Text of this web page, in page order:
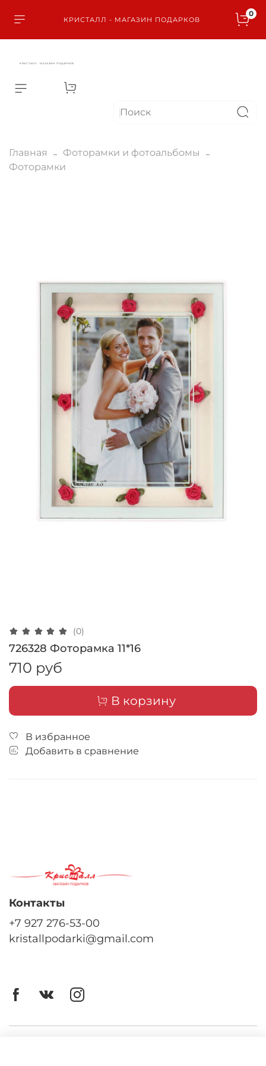
КРИСТАЛЛ - МАГАЗИН ПОДАРКОВ
0
КРИСТАЛЛ - МАГАЗИН ПОДАРКОВ
Главная
Фоторамки и фотоальбомы
Фоторамки
(0)
726328 Фоторамка 11*16
710 руб
В корзину
В избранное
Добавить в сравнение
Контакты
+7 927 276-53-00
kristallpodarki@gmail.com